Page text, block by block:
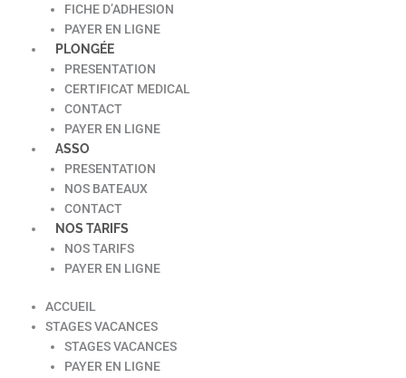
FICHE D’ADHESION
PAYER EN LIGNE
PLONGÉE
PRESENTATION
CERTIFICAT MEDICAL
CONTACT
PAYER EN LIGNE
ASSO
PRESENTATION
NOS BATEAUX
CONTACT
NOS TARIFS
NOS TARIFS
PAYER EN LIGNE
ACCUEIL
STAGES VACANCES
STAGES VACANCES
PAYER EN LIGNE